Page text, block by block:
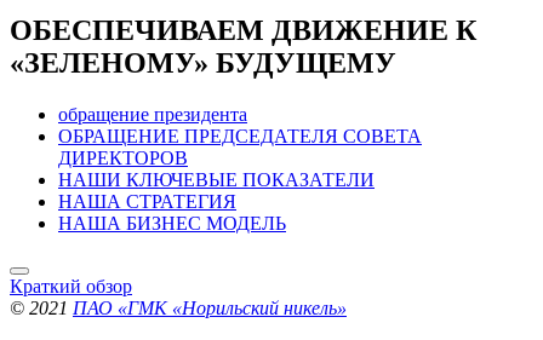
ОБЕСПЕЧИВАЕМ ДВИЖЕНИЕ К
«ЗЕЛЕНОМУ» БУДУЩЕМУ
обращение президента
ОБРАЩЕНИЕ ПРЕДСЕДАТЕЛЯ СОВЕТА
ДИРЕКТОРОВ
НАШИ КЛЮЧЕВЫЕ ПОКАЗАТЕЛИ
НАША СТРАТЕГИЯ
НАША БИЗНЕС МОДЕЛЬ
Краткий обзор
© 2021 ПАО «ГМК «Норильский никель»